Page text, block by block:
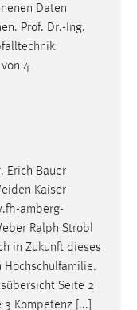
Daten
Prof. Dr.-Ing.
4
. Erich Bauer
Kaiser-
amberg-
Ralph Strobl
in Zukunft dieses
Seite 2
Kompetenz [...]